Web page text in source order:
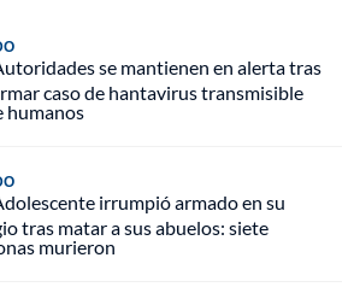
se mantienen en alerta tras
caso de hantavirus transmisible
humanos
irrumpió armado en su
tras matar a sus abuelos: siete
murieron